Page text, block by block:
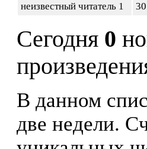
неизвестный читатель 1
Сегодня 0
В данном
две недели.